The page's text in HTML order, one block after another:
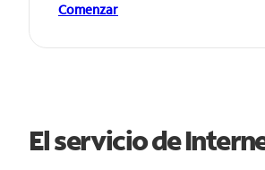
Comenzar
El servicio de